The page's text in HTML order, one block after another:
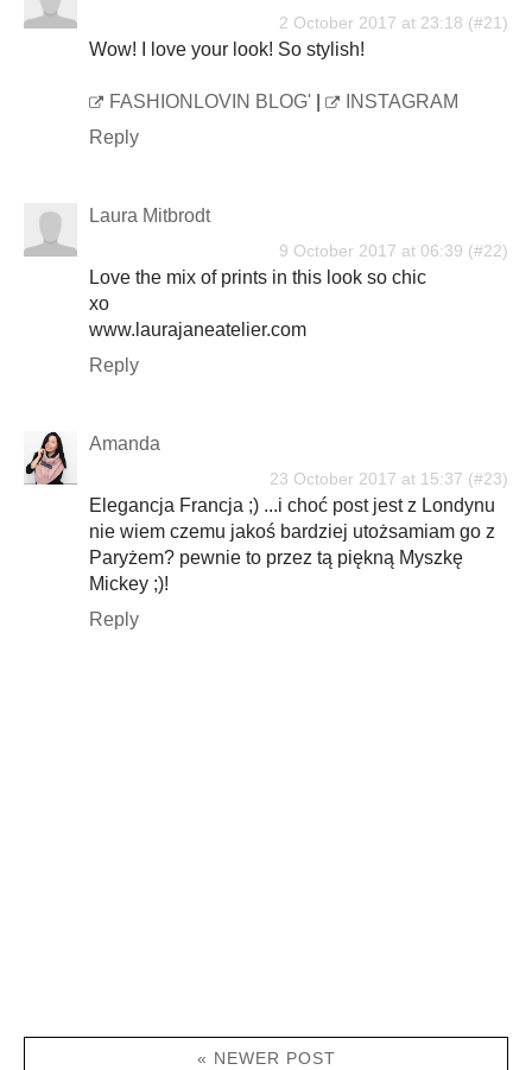
2 October 2017 at 23:18
Wow! I love your look! So stylish!
FASHIONLOVIN BLOG'
INSTAGRAM
Reply
Laura Mitbrodt
9 October 2017 at 06:39
Love the mix of prints in this look so chic
xo
www.laurajaneatelier.com
Reply
Amanda
23 October 2017 at 15:37
Elegancja Francja ;) ...i choć post jest z Londynu
nie wiem czemu jakoś bardziej utożsamiam go z
Paryżem? pewnie to przez tą piękną Myszkę
Mickey ;)!
Reply
« NEWER POST